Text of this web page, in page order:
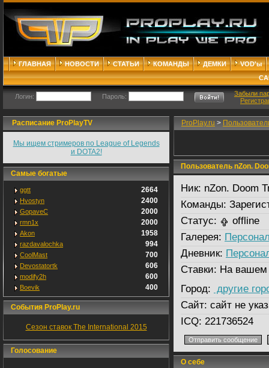
ГЛАВНАЯ НОВОСТИ СТАТЬИ КОМАНДЫ ДЕМКИ
VOD'ы
Логин: Пароль:
Забыли
Расписание ProPlayTV
Мы ищем стримеров по League of Legends
и DOTA2!
Самые богатые
ggtt 2664
Hvostyn 2400
GopaveC 2000
rmn1x 2000
Akon 1958
razdavalochka 994
CoolMast 700
Devostatortk 606
modify2h 600
Boevik 400
События ProPlay.ru
Сезон ставок The International 2015
Голосование
ProPlay.ru >
Пользователь nZon.
Ник: nZon. Doom
Команды:
Статус:
offline
Галерея:
Дневник:
Ставки: На вашем
Город: другие
Сайт: сайт не
ICQ: 221736524
О себе